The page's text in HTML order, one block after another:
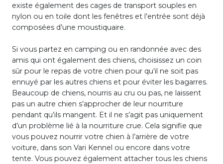
existe également des cages de transport souples en
nylon ou en toile dont les fenêtres et l’entrée sont déjà
composées d’une moustiquaire.
Si vous partez en camping ou en randonnée avec des
amis qui ont également des chiens, choisissez un coin
sûr pour le repas de votre chien pour qu’il ne soit pas
ennuyé par les autres chiens et pour éviter les bagarres.
Beaucoup de chiens, nourris au cru ou pas, ne laissent
pas un autre chien s’approcher de leur nourriture
pendant qu’ils mangent. Et il ne s’agit pas uniquement
d’un problème lié à la nourriture crue. Cela signifie que
vous pouvez nourrir votre chien à l’arrière de votre
voiture, dans son Vari Kennel ou encore dans votre
tente. Vous pouvez également attacher tous les chiens